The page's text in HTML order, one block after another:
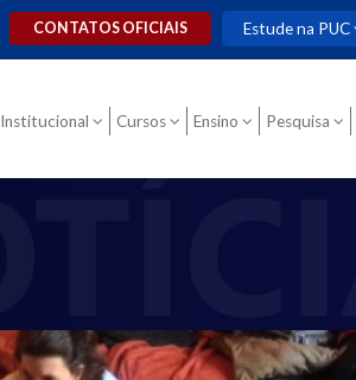
CONTATOS OFICIAIS Estude na PUC
Institucional Cursos Ensino Pesquisa